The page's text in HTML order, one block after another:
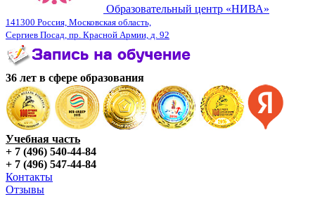
Образовательный центр «НИВА»
141300 Россия, Московская область,
Сергиев Посад, пр. Красной Армии, д. 92
36 лет в сфере образования
Учебная часть
+ 7 (496) 540-44-84
+ 7 (496) 547-44-84
Контакты
Отзывы